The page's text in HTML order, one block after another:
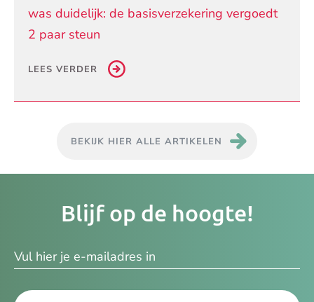
was duidelijk: de basisverzekering vergoedt
2 paar steun
LEES VERDER
BEKIJK HIER ALLE ARTIKELEN
Blijf op de hoogte!